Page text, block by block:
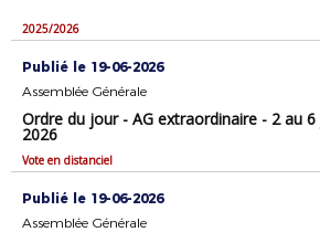
2025/2026
Publié le 19-06-2026
Assemblée Générale
Ordre du jour - AG extraordinaire - 2 au
2026
Vote en distanciel
Publié le 19-06-2026
Assemblée Générale